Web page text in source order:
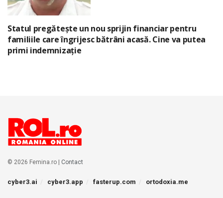
Statul pregătește un nou sprijin financiar pentru
familiile care îngrijesc bătrâni acasă. Cine va putea
primi indemnizație
© 2026 Femina.ro | Contact
cyber3.ai cyber3.app fasterup.com ortodoxia.me